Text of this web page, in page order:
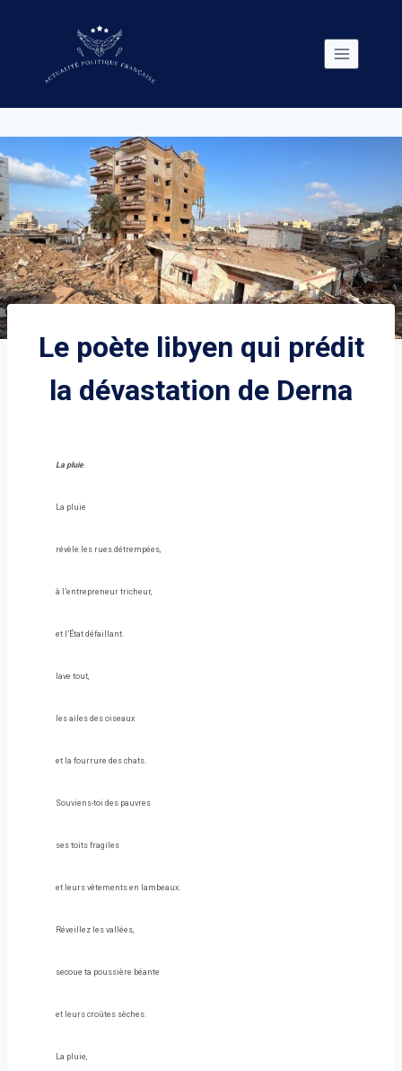
Le poète libyen qui prédit
la dévastation de Derna
La pluie
La pluie
révèle les rues détrempées,
à l’entrepreneur tricheur,
et l’État défaillant.
lave tout,
les ailes des oiseaux
et la fourrure des chats.
Souviens-toi des pauvres
ses toits fragiles
et leurs vêtements en lambeaux.
Réveillez les vallées,
secoue ta poussière béante
et leurs croûtes sèches.
La pluie,